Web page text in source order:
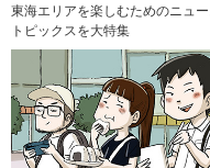
東海エリアを楽しむためのニュ
トピックスを大特集